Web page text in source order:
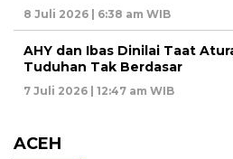
8 Juli 2026 | 6:38 am WIB
AHY dan Ibas Dinilai Taat
Tuduhan Tak Berdasar
7 Juli 2026 | 12:47 am WIB
ACEH